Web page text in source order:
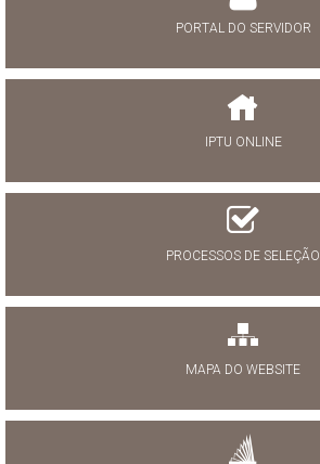
PORTAL DO SERVIDOR
IPTU ONLINE
PROCESSOS DE SELEÇÃO
MAPA DO WEBSITE